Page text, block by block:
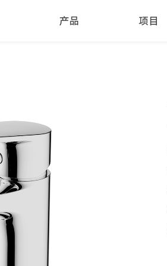
产品 项目